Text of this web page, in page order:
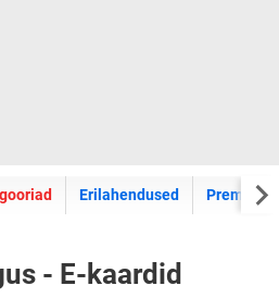
Erilahendused Premium
- E-kaardid